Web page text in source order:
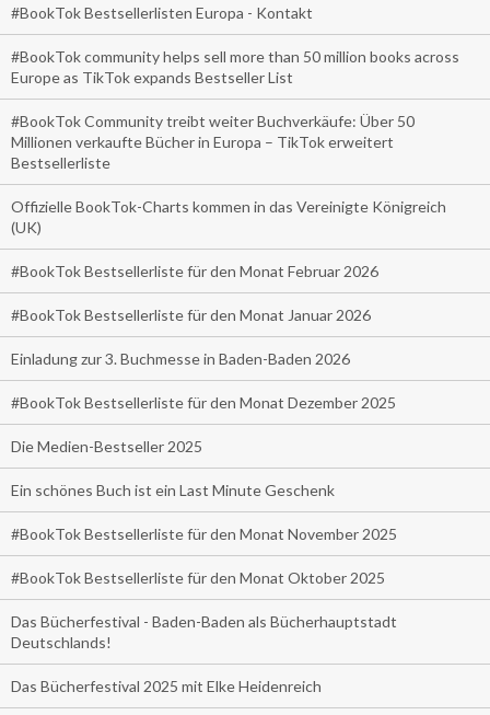
#BookTok Bestsellerlisten Europa - Kontakt
#BookTok community helps sell more than 50 million books across
Europe as TikTok expands Bestseller List
#BookTok Community treibt weiter Buchverkäufe: Über 50
Millionen verkaufte Bücher in Europa – TikTok erweitert
Bestsellerliste
Offizielle BookTok-Charts kommen in das Vereinigte Königreich
(UK)
#BookTok Bestsellerliste für den Monat Februar 2026
#BookTok Bestsellerliste für den Monat Januar 2026
Einladung zur 3. Buchmesse in Baden-Baden 2026
#BookTok Bestsellerliste für den Monat Dezember 2025
Die Medien-Bestseller 2025
Ein schönes Buch ist ein Last Minute Geschenk
#BookTok Bestsellerliste für den Monat November 2025
#BookTok Bestsellerliste für den Monat Oktober 2025
Das Bücherfestival - Baden-Baden als Bücherhauptstadt
Deutschlands!
Das Bücherfestival 2025 mit Elke Heidenreich